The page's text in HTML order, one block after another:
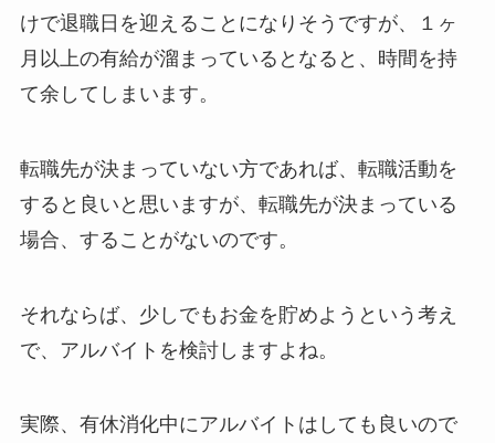
けで退職日を迎えることになりそうですが、１ヶ
月以上の有給が溜まっているとなると、時間を持
て余してしまいます。
転職先が決まっていない方であれば、転職活動を
すると良いと思いますが、転職先が決まっている
場合、することがないのです。
それならば、少しでもお金を貯めようという考え
で、アルバイトを検討しますよね。
実際、有休消化中にアルバイトはしても良いので